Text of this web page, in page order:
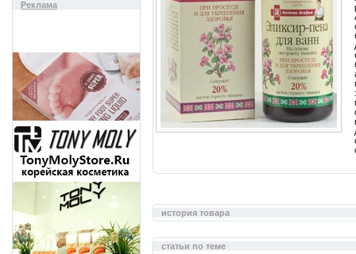
Реклама
история товара
статьи по теме